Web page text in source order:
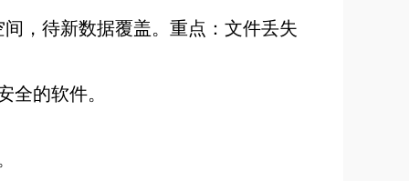
，待新数据覆盖。重点：文件丢失
全的软件。